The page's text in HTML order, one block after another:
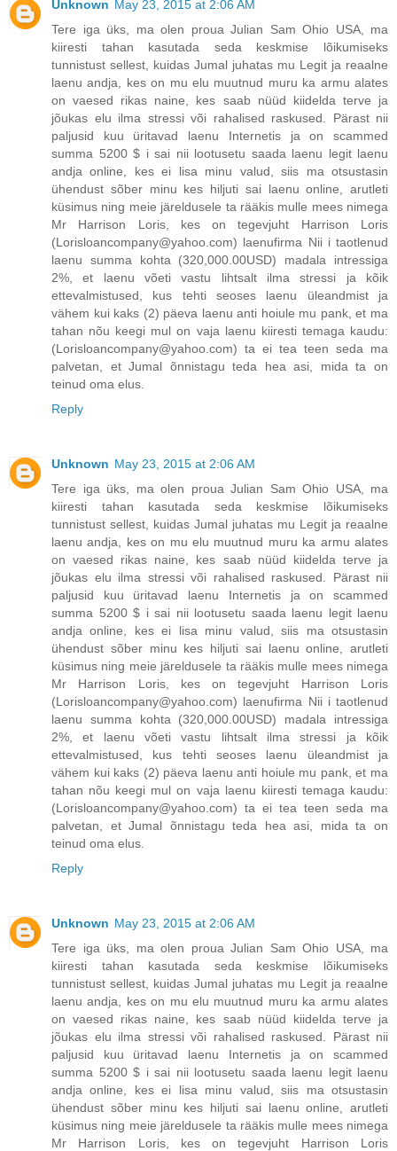
Unknown May 23, 2015 at 2:06 AM
Tere iga üks, ma olen proua Julian Sam Ohio USA, ma
kiiresti tahan kasutada seda keskmise lõikumiseks
tunnistust sellest, kuidas Jumal juhatas mu Legit ja reaalne
laenu andja, kes on mu elu muutnud muru ka armu alates
on vaesed rikas naine, kes saab nüüd kiidelda terve ja
jõukas elu ilma stressi või rahalised raskused. Pärast nii
paljusid kuu üritavad laenu Internetis ja on scammed
summa 5200 $ i sai nii lootusetu saada laenu legit laenu
andja online, kes ei lisa minu valud, siis ma otsustasin
ühendust sõber minu kes hiljuti sai laenu online, arutleti
küsimus ning meie järeldusele ta rääkis mulle mees nimega
Mr Harrison Loris, kes on tegevjuht Harrison Loris
(Lorisloancompany@yahoo.com) laenufirma Nii i taotlenud
laenu summa kohta (320,000.00USD) madala intressiga
2%, et laenu võeti vastu lihtsalt ilma stressi ja kõik
ettevalmistused, kus tehti seoses laenu üleandmist ja
vähem kui kaks (2) päeva laenu anti hoiule mu pank, et ma
tahan nõu keegi mul on vaja laenu kiiresti temaga kaudu:
(Lorisloancompany@yahoo.com) ta ei tea teen seda ma
palvetan, et Jumal õnnistagu teda hea asi, mida ta on
teinud oma elus.
Reply
Unknown May 23, 2015 at 2:06 AM
Tere iga üks, ma olen proua Julian Sam Ohio USA, ma
kiiresti tahan kasutada seda keskmise lõikumiseks
tunnistust sellest, kuidas Jumal juhatas mu Legit ja reaalne
laenu andja, kes on mu elu muutnud muru ka armu alates
on vaesed rikas naine, kes saab nüüd kiidelda terve ja
jõukas elu ilma stressi või rahalised raskused. Pärast nii
paljusid kuu üritavad laenu Internetis ja on scammed
summa 5200 $ i sai nii lootusetu saada laenu legit laenu
andja online, kes ei lisa minu valud, siis ma otsustasin
ühendust sõber minu kes hiljuti sai laenu online, arutleti
küsimus ning meie järeldusele ta rääkis mulle mees nimega
Mr Harrison Loris, kes on tegevjuht Harrison Loris
(Lorisloancompany@yahoo.com) laenufirma Nii i taotlenud
laenu summa kohta (320,000.00USD) madala intressiga
2%, et laenu võeti vastu lihtsalt ilma stressi ja kõik
ettevalmistused, kus tehti seoses laenu üleandmist ja
vähem kui kaks (2) päeva laenu anti hoiule mu pank, et ma
tahan nõu keegi mul on vaja laenu kiiresti temaga kaudu:
(Lorisloancompany@yahoo.com) ta ei tea teen seda ma
palvetan, et Jumal õnnistagu teda hea asi, mida ta on
teinud oma elus.
Reply
Unknown May 23, 2015 at 2:06 AM
Tere iga üks, ma olen proua Julian Sam Ohio USA, ma
kiiresti tahan kasutada seda keskmise lõikumiseks
tunnistust sellest, kuidas Jumal juhatas mu Legit ja reaalne
laenu andja, kes on mu elu muutnud muru ka armu alates
on vaesed rikas naine, kes saab nüüd kiidelda terve ja
jõukas elu ilma stressi või rahalised raskused. Pärast nii
paljusid kuu üritavad laenu Internetis ja on scammed
summa 5200 $ i sai nii lootusetu saada laenu legit laenu
andja online, kes ei lisa minu valud, siis ma otsustasin
ühendust sõber minu kes hiljuti sai laenu online, arutleti
küsimus ning meie järeldusele ta rääkis mulle mees nimega
Mr Harrison Loris, kes on tegevjuht Harrison Loris